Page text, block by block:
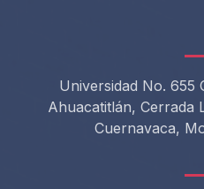
Universidad No. 655
Ahuacatitlán, Cerrada
Cuernavaca,